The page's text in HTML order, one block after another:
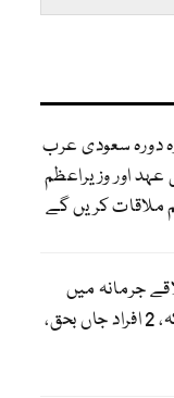
دورہ سعودی عرب
عہد اور وزیراعظم
ملاقات کریں گے
جرمانہ میں
منی بس میں دھماکہ، 2 افراد جاں بحق،